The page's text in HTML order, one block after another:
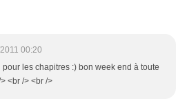
00:20
pour les chapitres :) bon week end à toute
<br /> <br />